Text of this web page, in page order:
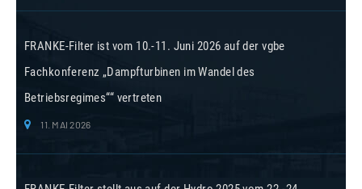
FRANKE-Filter ist vom 10.-11. Juni 2026 auf der vgbe
Fachkonferenz „Dampfturbinen im Wandel des
Betriebsregimes““ vertreten
11. MAI 2026